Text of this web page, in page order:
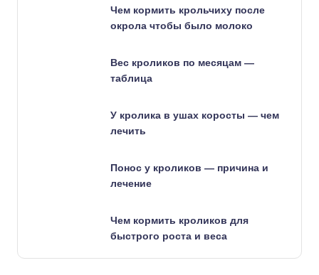
Чем кормить крольчиху после
окрола чтобы было молоко
Вес кроликов по месяцам —
таблица
У кролика в ушах коросты — чем
лечить
Понос у кроликов — причина и
лечение
Чем кормить кроликов для
быстрого роста и веса